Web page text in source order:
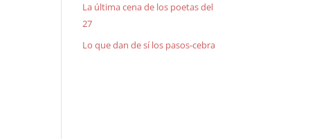
La última cena de los poetas del
27
Lo que dan de sí los pasos-cebra